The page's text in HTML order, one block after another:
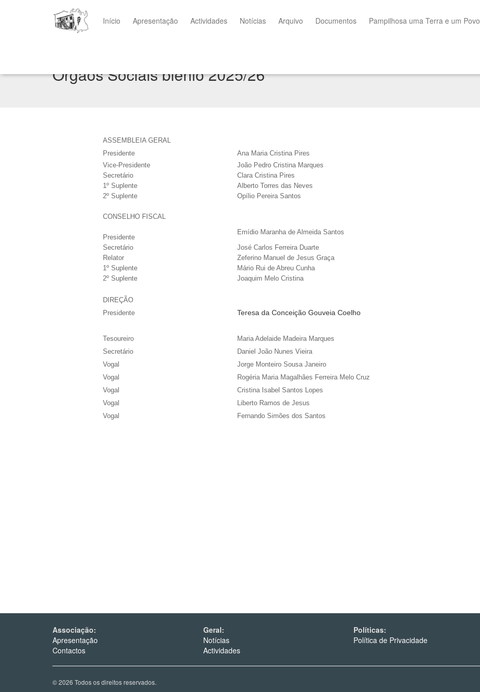
Início Apresentação Actividades Notícias Arquivo Documentos Pampilhosa uma Terra e um Povo
Órgãos Sociais biénio 2025/26
ASSEMBLEIA GERAL
Presidente
Ana Maria Cristina Pires
Vice-Presidente
João Pedro Cristina Marques
Secretário
Clara Cristina Pires
1º Suplente
Alberto Torres das Neves
2º Suplente
Opílio Pereira Santos
CONSELHO FISCAL
Presidente
Emídio Maranha de Almeida Santos
Secretário
José Carlos Ferreira Duarte
Relator
Zeferino Manuel de Jesus Graça
1º Suplente
Mário Rui de Abreu Cunha
2º Suplente
Joaquim Melo Cristina
DIREÇÃO
Presidente
Teresa da Conceição Gouveia Coelho
Tesoureiro
Maria Adelaide Madeira Marques
Secretário
Daniel João Nunes Vieira
Vogal
Jorge Monteiro Sousa Janeiro
Vogal
Rogéria Maria Magalhães Ferreira Melo Cruz
Vogal
Cristina Isabel Santos Lopes
Vogal
Liberto Ramos de Jesus
Vogal
Fernando Simões dos Santos
Associação:
Apresentação
Contactos
Geral:
Notícias
Actividades
Políticas:
Política de Privacidade
© 2026 Todos os direitos reservados.